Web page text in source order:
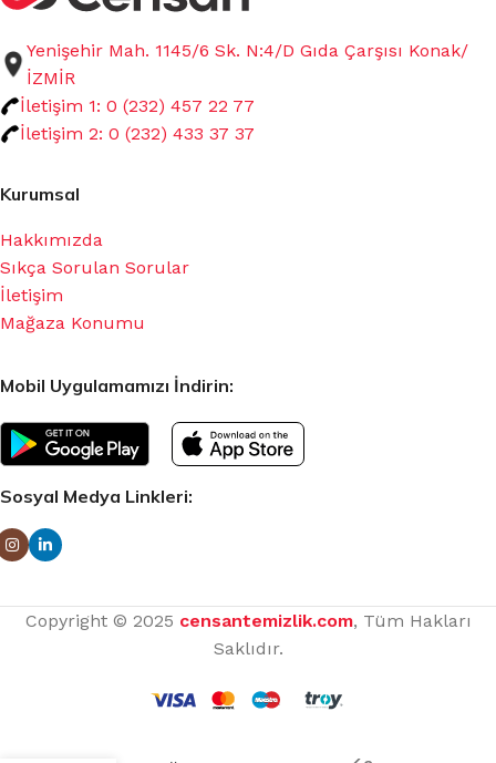
Yenişehir Mah. 1145/6 Sk. N:4/D Gıda Çarşısı Konak/
İZMİR
İletişim 1: 0 (232) 457 22 77
İletişim 2: 0 (232) 433 37 37
Kurumsal
Hakkımızda
Sıkça Sorulan Sorular
İletişim
Mağaza Konumu
Mobil Uygulamamızı İndirin:
Sosyal Medya Linkleri:
Copyright © 2025 censantemizlik.com, Tüm Hakları
Saklıdır.